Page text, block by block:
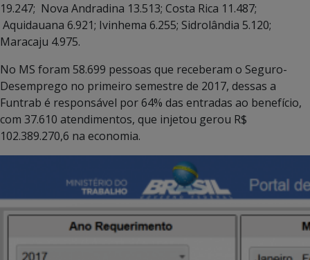
19.247; Nova Andradina 13.513; Costa Rica 11.487;
Aquidauana 6.921; Ivinhema 6.255; Sidrolândia 5.120;
Maracaju 4.975.
No MS foram 58.699 pessoas que receberam o Seguro-
Desemprego no primeiro semestre de 2017, dessas a
Funtrab é responsável por 64% das entradas ao benefício,
com 37.610 atendimentos, que injetou gerou R$
102.389.270,6 na economia.